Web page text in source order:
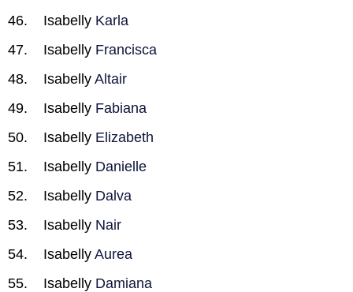
Isabelly Karla
Isabelly Francisca
Isabelly Altair
Isabelly Fabiana
Isabelly Elizabeth
Isabelly Danielle
Isabelly Dalva
Isabelly Nair
Isabelly Aurea
Isabelly Damiana